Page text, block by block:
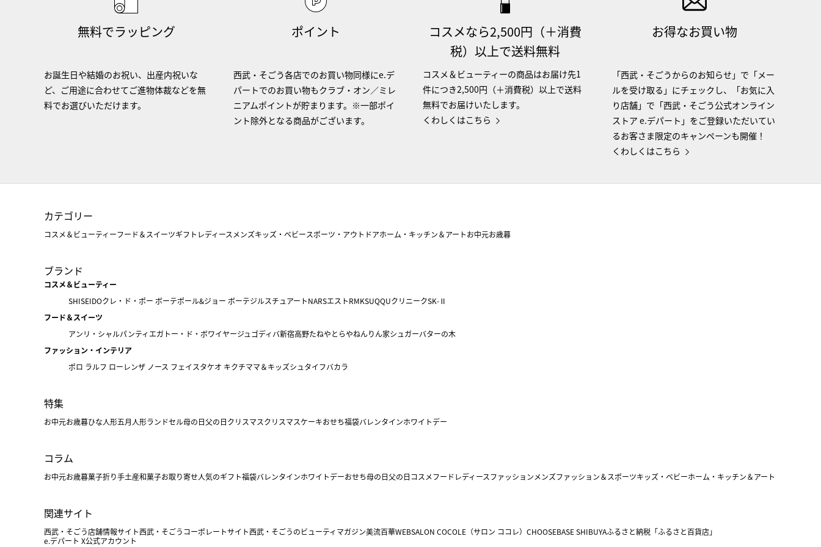
無料でラッピング
お誕生日や結婚のお祝い、出産内祝いな
ど、ご用途に合わせてご進物体裁などを無
料でお選びいただけます。
ポイント
西武・そごう各店でのお買い物同様にe.デ
パートでのお買い物もクラブ・オン／ミレ
ニアムポイントが貯まります。※一部ポイ
ント除外となる商品がございます。
コスメなら2,500円（＋消費
税）以上で送料無料
コスメ＆ビューティーの商品はお届け先1
件につき2,500円（＋消費税）以上で送料
無料でお届けいたします。
くわしくはこちら
お得なお買い物
「西武・そごうからのお知らせ」で「メー
ルを受け取る」にチェックし、「お気に入
り店舗」で「西武・そごう公式オンライン
ストア e.デパート」をご登録いただいてい
るお客さま限定のキャンペーンも開催！
くわしくはこちら
カテゴリー
コスメ＆ビューティーフード＆スイーツギフト レディース メンズキッズ・ベビースポーツ・アウトドアホーム・キッチン＆アートお中元お歳暮
ブランド
コスメ＆ビューティー
SHISEIDOクレ・ド・ポー ボーテポール&ジョー ボーテジルスチュアートNARSエストRMKSUQQUクリニークSK-Ⅱ
フード＆スイーツ
アンリ・シャルパンティエガトー・ド・ボワイヤージュ ゴディバ新宿高野たねやとらやねんりん家シュガーバターの木
ファッション・インテリア
ポロ ラルフ ローレンザ ノース フェイスタケオ キクチママ＆キッズシュタイフバカラ
特集
お中元お歳暮ひな人形五月人形ランドセル母の日父の日クリスマスクリスマスケーキおせち福袋バレンタインホワイトデー
コラム
お中元お歳暮菓子折り手土産和菓子お取り寄せ人気のギフト福袋バレンタインホワイトデーおせち母の日父の日 コスメフードレディースファッションメンズファッション＆スポーツキッズ・ベビーホーム・キッチン＆アート
関連サイト
西武・そごう店舗情報サイト西武・そごうコーポレートサイト西武・そごうのビューティマガジン美流百華WEBSALON COCOLE（サロン ココレ） CHOOSEBASE SHIBUYAふるさと納税「ふるさと百貨店」
e.デパート X公式アカウント